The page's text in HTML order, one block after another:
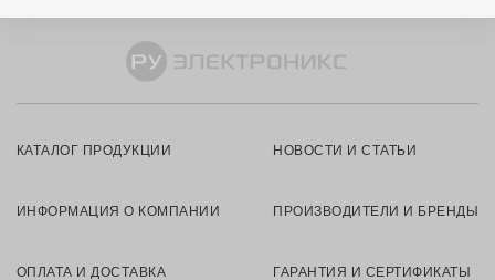
КАТАЛОГ ПРОДУКЦИИ НОВОСТИ И СТАТЬИ
ИНФОРМАЦИЯ О КОМПАНИИ ПРОИЗВОДИТЕЛИ И БРЕНДЫ
ОПЛАТА И ДОСТАВКА ГАРАНТИЯ И СЕРТИФИКАТЫ